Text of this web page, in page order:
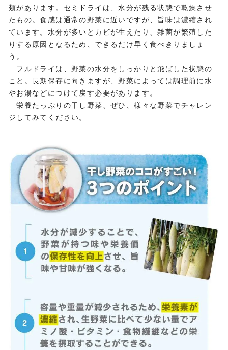
類があります。セミドライは、水分が残る状態で乾燥させ
たもの。食感は通常の野菜に近いですが、旨味は濃縮され
ています。水分が多いとカビが生えたり、雑菌が繁殖した
りする原因となるため、できるだけ早く食べきりましょ
う。
フルドライは、野菜の水分をしっかりと飛ばした状態の
こと。長期保存に向きますが、野菜によっては調理前に水
やお湯などにつけて戻す必要があります。
栄養たっぷりの干し野菜、ぜひ、様々な野菜でチャレン
ジしてみてください。